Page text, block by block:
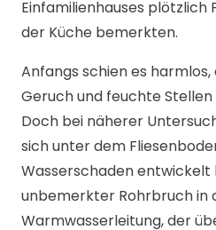
Einfamilienhauses plötzlich
der Küche bemerkten.
Anfangs schien es
Geruch und feuchte
Doch bei näherer
sich unter dem
Wasserschaden entwickelt
unbemerkter Rohrbruch in
Warmwasserleitung, der